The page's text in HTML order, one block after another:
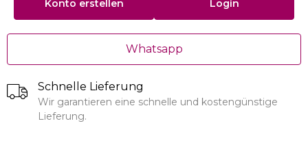
Konto erstellen Login
Whatsapp
Schnelle Lieferung
Wir garantieren eine schnelle und kostengünstige
Lieferung.